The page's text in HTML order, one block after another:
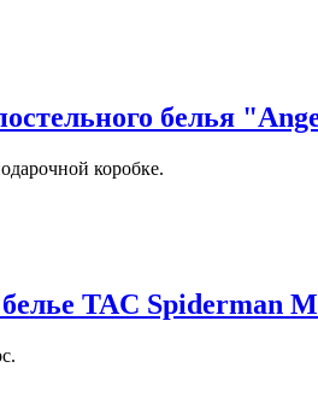
белья
коробке.
TAC Spiderman